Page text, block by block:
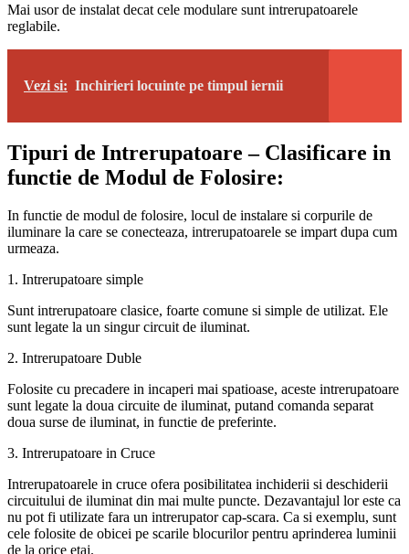
Mai usor de instalat decat cele modulare sunt intrerupatoarele
reglabile.
Vezi si: Inchirieri locuinte pe timpul iernii
Tipuri de Intrerupatoare – Clasificare in
functie de Modul de Folosire:
In functie de modul de folosire, locul de instalare si corpurile de
iluminare la care se conecteaza, intrerupatoarele se impart dupa cum
urmeaza.
1. Intrerupatoare simple
Sunt intrerupatoare clasice, foarte comune si simple de utilizat. Ele
sunt legate la un singur circuit de iluminat.
2. Intrerupatoare Duble
Folosite cu precadere in incaperi mai spatioase, aceste intrerupatoare
sunt legate la doua circuite de iluminat, putand comanda separat
doua surse de iluminat, in functie de preferinte.
3. Intrerupatoare in Cruce
Intrerupatoarele in cruce ofera posibilitatea inchiderii si deschiderii
circuitului de iluminat din mai multe puncte. Dezavantajul lor este ca
nu pot fi utilizate fara un intrerupator cap-scara. Ca si exemplu, sunt
cele folosite de obicei pe scarile blocurilor pentru aprinderea luminii
de la orice etaj.